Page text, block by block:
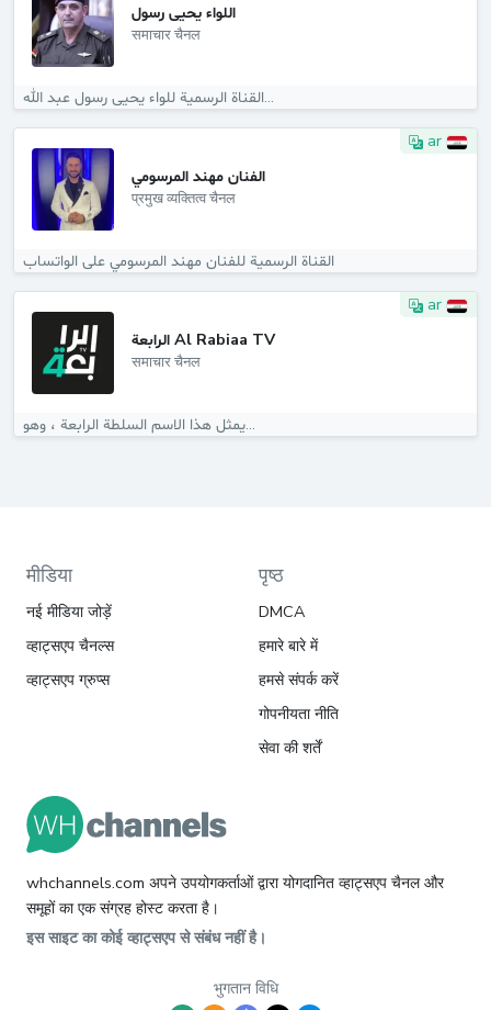
اللواء يحيى رسول
समाचार चैनल
القناة الرسمية للواء يحيى رسول عبد الله...
ar
الفنان مهند المرسومي
प्रमुख व्यक्तित्व चैनल
القناة الرسمية للفنان مهند المرسومي على الواتساب
ar
الرابعة Al Rabiaa TV
समाचार चैनल
يمثل هذا الاسم السلطة الرابعة ، وهو...
मीडिया
नई मीडिया जोड़ें
व्हाट्सएप चैनल्स
व्हाट्सएप ग्रुप्स
पृष्ठ
DMCA
हमारे बारे में
हमसे संपर्क करें
गोपनीयता नीति
सेवा की शर्तें
whchannels.com अपने उपयोगकर्ताओं द्वारा योगदानित व्हाट्सएप चैनल और
समूहों का एक संग्रह होस्ट करता है।
इस साइट का कोई व्हाट्सएप से संबंध नहीं है।
भुगतान विधि